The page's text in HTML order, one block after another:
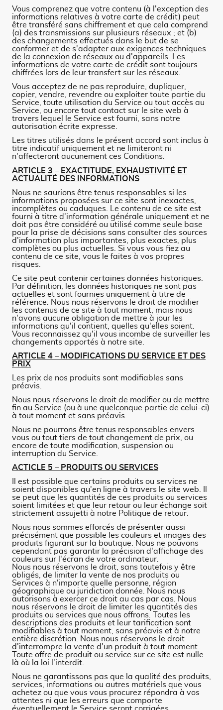
Vous comprenez que votre contenu (à l'exception des
informations relatives à votre carte de crédit) peut
être transféré sans chiffrement et que cela comprend
(a) des transmissions sur plusieurs réseaux ; et (b)
des changements effectués dans le but de se
conformer et de s'adapter aux exigences techniques
de la connexion de réseaux ou d'appareils. Les
informations de votre carte de crédit sont toujours
chiffrées lors de leur transfert sur les réseaux.
Vous acceptez de ne pas reproduire, dupliquer,
copier, vendre, revendre ou exploiter toute partie du
Service, toute utilisation du Service ou tout accès au
Service, ou encore tout contact sur le site web à
travers lequel le Service est fourni, sans notre
autorisation écrite expresse.
Les titres utilisés dans le présent accord sont inclus à
titre indicatif uniquement et ne limiteront ni
n'affecteront aucunement ces Conditions.
ARTICLE 3 – EXACTITUDE, EXHAUSTIVITÉ ET
ACTUALITÉ DES INFORMATIONS
Nous ne saurions être tenus responsables si les
informations proposées sur ce site sont inexactes,
incomplètes ou caduques. Le contenu de ce site est
fourni à titre d'information générale uniquement et ne
doit pas être considéré ou utilisé comme seule base
pour la prise de décisions sans consulter des sources
d'information plus importantes, plus exactes, plus
complètes ou plus actuelles. Si vous vous fiez au
contenu de ce site, vous le faites à vos propres
risques.
Ce site peut contenir certaines données historiques.
Par définition, les données historiques ne sont pas
actuelles et sont fournies uniquement à titre de
référence. Nous nous réservons le droit de modifier
les contenus de ce site à tout moment, mais nous
n'avons aucune obligation de mettre à jour les
informations qu'il contient, quelles qu'elles soient.
Vous reconnaissez qu'il vous incombe de surveiller les
changements apportés à notre site.
ARTICLE 4 – MODIFICATIONS DU SERVICE ET DES
PRIX
Les prix de nos produits sont modifiables sans
préavis.
Nous nous réservons le droit de modifier ou de mettre
fin au Service (ou à une quelconque partie de celui-ci)
à tout moment et sans préavis.
Nous ne pourrons être tenus responsables envers
vous ou tout tiers de tout changement de prix, ou
encore de toute modification, suspension ou
interruption du Service.
ACTICLE 5 – PRODUITS OU SERVICES
Il est possible que certains produits ou services ne
soient disponibles qu'en ligne à travers le site web. Il
se peut que les quantités de ces produits ou services
soient limitées et que leur retour ou leur échange soit
strictement assujetti à notre Politique de retour.
Nous nous sommes efforcés de présenter aussi
précisément que possible les couleurs et images des
produits figurant sur la boutique. Nous ne pouvons
cependant pas garantir la précision d'affichage des
couleurs sur l'écran de votre ordinateur.
Nous nous réservons le droit, sans toutefois y être
obligés, de limiter la vente de nos produits ou
Services à n'importe quelle personne, région
géographique ou juridiction donnée. Nous nous
autorisons à exercer ce droit au cas par cas. Nous
nous réservons le droit de limiter les quantités des
produits ou services que nous offrons. Toutes les
descriptions des produits et leur tarification sont
modifiables à tout moment, sans préavis et à notre
entière discrétion. Nous nous réservons le droit
d'interrompre la vente d'un produit à tout moment.
Toute offre de produit ou service sur ce site est nulle
là où la loi l'interdit.
Nous ne garantissons pas que la qualité des produits,
services, informations ou autres matériels que vous
achetez ou que vous vous procurez répondra à vos
attentes ni que les erreurs que comporte